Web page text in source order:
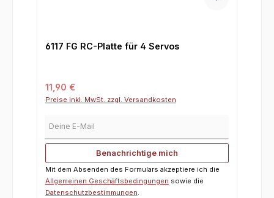
6117 FG RC-Platte für 4 Servos
Regulärer Preis:
11,90 €
Preise inkl. MwSt. zzgl. Versandkosten
Benachrichtige mich
Mit dem Absenden des Formulars akzeptiere ich die
Allgemeinen Geschäftsbedingungen sowie die
Datenschutzbestimmungen.